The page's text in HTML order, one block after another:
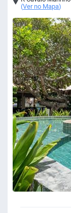
(Ver no Mapa)